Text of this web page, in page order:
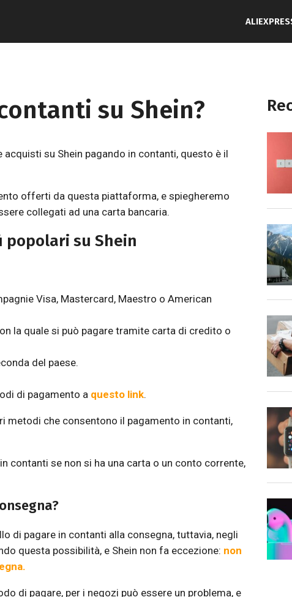
su Shein?
su Shein pagando in contanti, questo è il
offerti da questa piattaforma, e spiegheremo
collegati ad una carta bancaria.
popolari su Shein
Visa, Mastercard, Maestro o American
la quale si può pagare tramite carta di credito o
del paese.
di pagamento a questo link.
metodi che consentono il pagamento in contanti,
contanti se non si ha una carta o un conto corrente,
di pagare in contanti alla consegna, tuttavia, negli
questa possibilità, e Shein non fa eccezione: non
di pagare, per i negozi può essere un problema, e